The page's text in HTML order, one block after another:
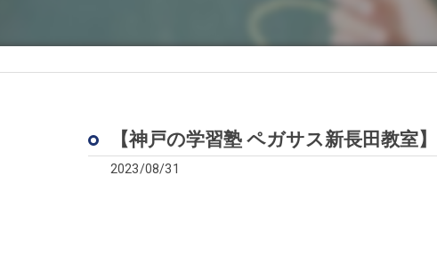
【神戸の学習塾 ペガサス新長田教室
2023/08/31